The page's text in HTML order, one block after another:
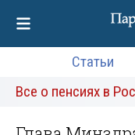
Статьи
Все о пенсиях в